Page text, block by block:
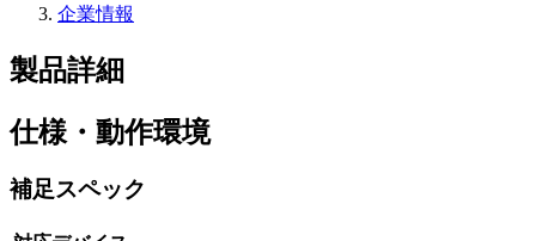
企業情報
製品詳細
仕様・動作環境
補足スペック